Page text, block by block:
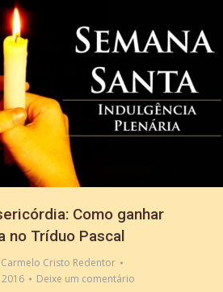
Como ganhar
no Tríduo Pascal
Carmelo Cristo Redentor
Deixe um comentário